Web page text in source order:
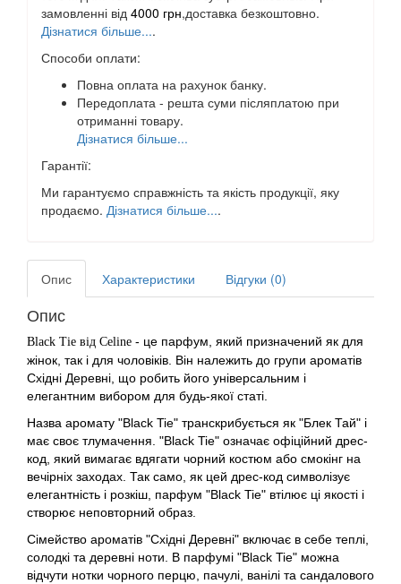
замовленні від 4000 грн,доставка безкоштовно.
Дізнатися більше....
Способи оплати:
Повна оплата на рахунок банку.
Передоплата - решта суми післяплатою при
отриманні товару.
Дізнатися більше...
Гарантії:
Ми гарантуємо справжність та якість продукції, яку
продаємо. Дізнатися більше....
Опис Характеристики Відгуки (0)
Опис
Black Tie від Celine - це парфум, який призначений як для
жінок, так і для чоловіків. Він належить до групи ароматів
Східні Деревні, що робить його універсальним і
елегантним вибором для будь-якої статі.
Назва аромату "Black Tie" транскрибується як "Блек Тай" і
має своє тлумачення. "Black Tie" означає офіційний дрес-
код, який вимагає вдягати чорний костюм або смокінг на
вечірніх заходах. Так само, як цей дрес-код символізує
елегантність і розкіш, парфум "Black Tie" втілює ці якості і
створює неповторний образ.
Сімейство ароматів "Східні Деревні" включає в себе теплі,
солодкі та деревні ноти. В парфумі "Black Tie" можна
відчути нотки чорного перцю, пачулі, ванілі та сандалового